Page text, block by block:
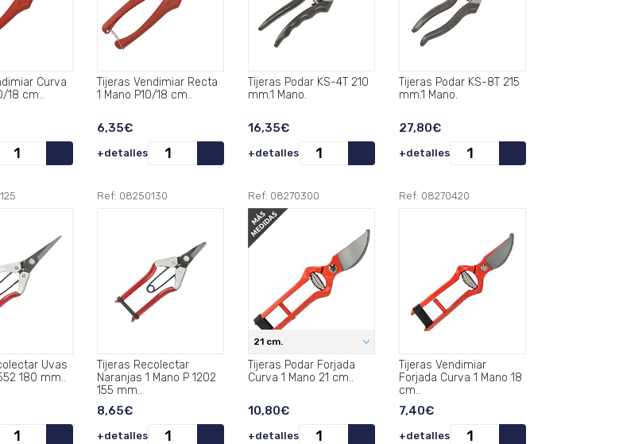
Curva
P20/18 cm..
Tijeras Vendimiar Recta
1 Mano P10/18 cm..
6,35€
+detalles
Tijeras Podar KS-4T 210
mm.1 Mano.
16,35€
+detalles
Tijeras Podar KS-8T 215
mm.1 Mano.
27,80€
+detalles
Uvas
1 Mano P 1552 180 mm..
Ref: 08250130
Tijeras Recolectar
Naranjas 1 Mano P 1202
155 mm..
8,65€
+detalles
Ref: 08270300
21 cm.
Tijeras Podar Forjada
Curva 1 Mano 21 cm..
10,80€
+detalles
Ref: 08270420
Tijeras Vendimiar
Forjada Curva 1 Mano 18
cm..
7,40€
+detalles